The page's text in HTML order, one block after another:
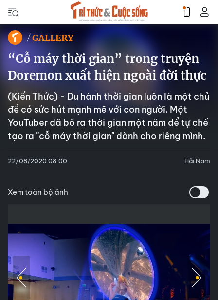
GALLERY
“Cỗ máy thời gian” trong truyện
Doremon xuất hiện ngoài đời thực
(Kiến Thức) - Du hành thời gian luôn là một chủ
đề có sức hút mạnh mẽ với con người. Một
YouTuber đã bỏ ra thời gian một năm để tự chế
tạo ra "cỗ máy thời gian" dành cho riêng mình.
22/08/2020 08:00 Hải Nam
Xem toàn bộ ảnh